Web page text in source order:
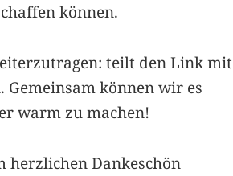
können.
teilt den Link mit
Gemeinsam können wir es
warm zu machen!
herzlichen Dankeschön